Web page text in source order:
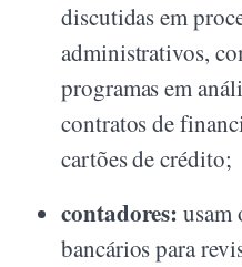
discutidas em
administrativos,
programas em
contratos de
cartões de crédito;
contadores: usam
bancários para